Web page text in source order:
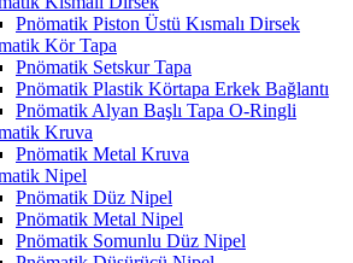
Pnömatik Piston Üstü Kısmalı Dirsek
Kör Tapa
Pnömatik Setskur Tapa
Pnömatik Plastik Körtapa Erkek Bağlantı
Pnömatik Alyan Başlı Tapa O-Ringli
Kruva
Pnömatik Metal Kruva
Nipel
Pnömatik Düz Nipel
Pnömatik Metal Nipel
Pnömatik Somunlu Düz Nipel